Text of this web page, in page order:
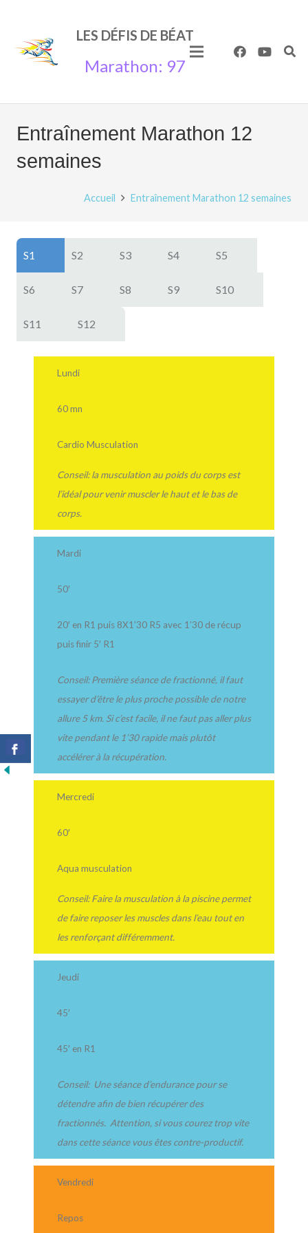
LES DÉFIS DE BÉAT
Marathon: 97
Entraînement Marathon 12
semaines
Accueil Entraînement Marathon 12 semaines
S1 S2 S3 S4 S5
S6 S7 S8 S9 S10
S11 S12
Lundi
60 mn
Cardio Musculation
Conseil: la musculation au poids du corps est
l’idéal pour venir muscler le haut et le bas de
corps.
Mardi
50′
20′ en R1 puis 8X1’30 R5 avec 1’30 de récup
puis finir 5′ R1
Conseil: Première séance de fractionné, il faut
essayer d’être le plus proche possible de notre
allure 5 km. Si c’est facile, il ne faut pas aller plus
vite pendant le 1’30 rapide mais plutôt
accélérer à la récupération.
Mercredi
60′
Aqua musculation
Conseil: Faire la musculation à la piscine permet
de faire reposer les muscles dans l’eau tout en
les renforçant différemment.
Jeudi
45′
45′ en R1
Conseil: Une séance d’endurance pour se
détendre afin de bien récupérer des
fractionnés. Attention, si vous courez trop vite
dans cette séance vous êtes contre-productif.
Vendredi
Repos